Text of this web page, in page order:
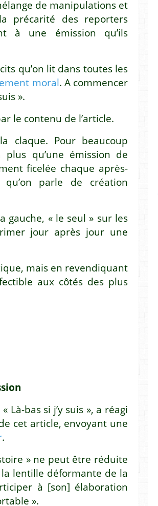
de manipulations et
précarité des reporters
à une émission qu’ils
qu’on lit dans toutes les
moral. A commencer
».
le contenu de l’article.
claque. Pour beaucoup
plus qu’une émission de
ficelée chaque après-
parle de création
gauche, « le seul » sur les
jour après jour une
mais en revendiquant
aux côtés des plus
Là-bas si j’y suis », a réagi
cet article, envoyant une
.
» ne peut être réduite
lentille déformante de la
à [son] élaboration
».